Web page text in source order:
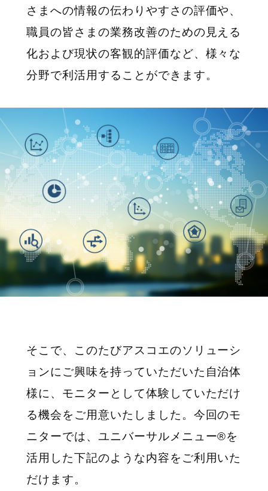
さまへの情報の伝わりやすさの評価や、
職員の皆さまの業務改善のための見える
化および現状の客観的評価など、様々な
分野で利活用することができます。
そこで、このたびアスコエのソリューシ
ョンにご興味を持っていただいた自治体
様に、モニターとして体験していただけ
る機会をご用意いたしました。今回のモ
ニターでは、ユニバーサルメニュー®を
活用した下記のような内容をご利用いた
だけます。